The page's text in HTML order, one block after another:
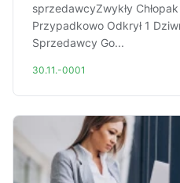
sprzedawcyZwykły
Przypadkowo Odkrył 1
Sprzedawcy Go...
30.11.-0001